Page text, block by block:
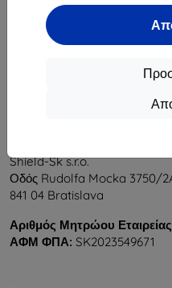
Shield-Sk s.r.o.
Οδός Rudolfa Mocka 3750/
841 04 Bratislava
Αριθμός Μητρώου
ΑΦΜ ΦΠΑ: SK2023549671